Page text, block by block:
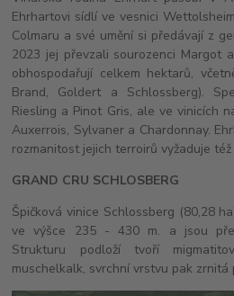
Ehrhartovi sídlí ve vesnici
Colmaru a své umění si předávají z
2023 jej převzali sourozenci Margot
obhospodařují celkem hektarů,
Brand, Goldert a Schlossberg).
Riesling a Pinot Gris, ale ve vinicích
Auxerrois, Sylvaner a Chardonnay.
rozmanitost jejich terroirů vyžaduje
GRAND CRU SCHLOSBERG
Špičková vinice Schlossberg (80,28
ve výšce 235 - 430 m. a jsou
Strukturu podloží tvoří
muschelkalk, svrchní vrstvu pak